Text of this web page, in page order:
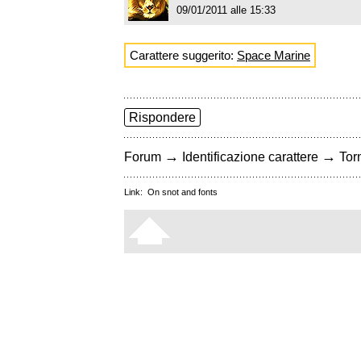
09/01/2011 alle 15:33
Carattere suggerito: Space Marine
Rispondere
Forum → Identificazione carattere →
Link: On snot and fonts